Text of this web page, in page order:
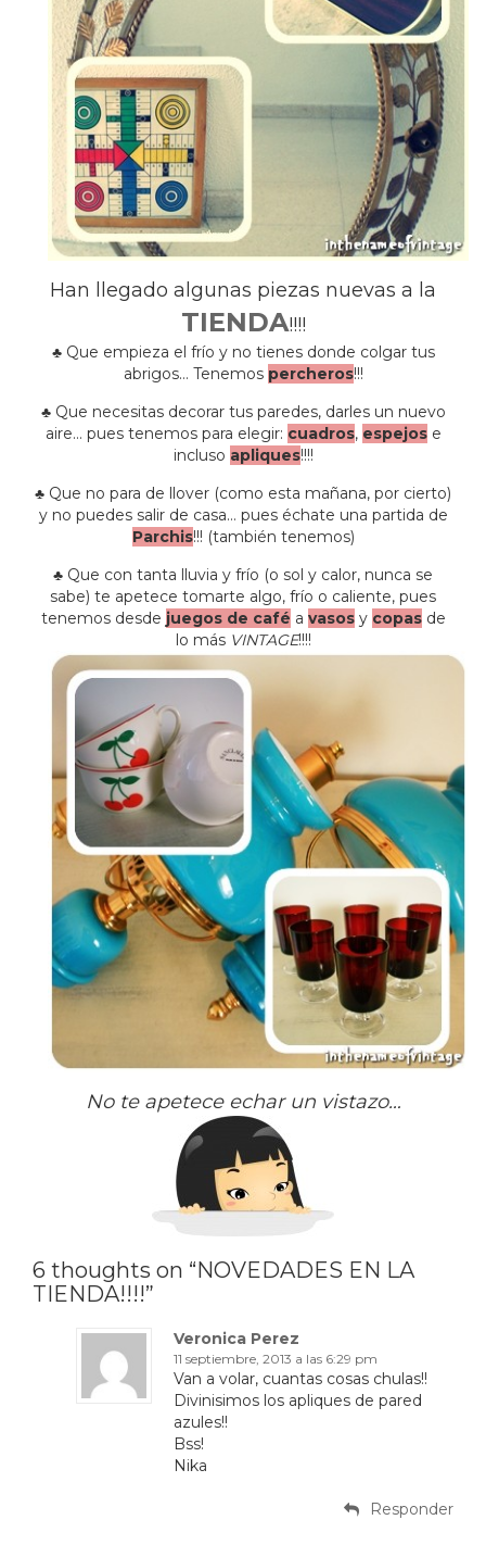
Han llegado algunas piezas nuevas a la
TIENDA!!!!
♣ Que empieza el frío y no tienes donde colgar tus
abrigos… Tenemos percheros!!!
♣ Que necesitas decorar tus paredes, darles un nuevo
aire… pues tenemos para elegir: cuadros, espejose
incluso apliques!!!!
♣ Que no para de llover (como esta mañana, por cierto)
y no puedes salir de casa… pues échate una partida de
Parchis!!! (también tenemos)
♣ Que con tanta lluvia y frío (o sol y calor, nunca se
sabe) te apetece tomarte algo, frío o caliente, pues
tenemos desde juegos de café a vasosy copasde
lo más VINTAGE!!!!
No te apetece echar un vistazo…
6 thoughts on “NOVEDADES EN LA
TIENDA!!!!”
Veronica Perez
11 septiembre, 2013 a las 6:29 pm
Van a volar, cuantas cosas chulas!!
Divinisimos los apliques de pared
azules!!
Bss!
Nika
Responder